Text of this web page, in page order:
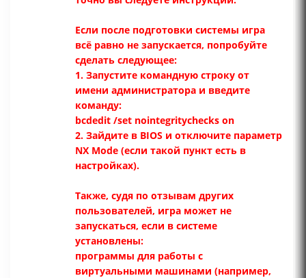
Если после подготовки системы игра
всё равно не запускается, попробуйте
сделать следующее:
1. Запустите командную строку от
имени администратора и введите
команду:
bcdedit /set nointegritychecks on
2. Зайдите в BIOS и отключите параметр
NX Mode (если такой пункт есть в
настройках).
Также, судя по отзывам других
пользователей, игра может не
запускаться, если в системе
установлены:
программы для работы с
виртуальными машинами (например,